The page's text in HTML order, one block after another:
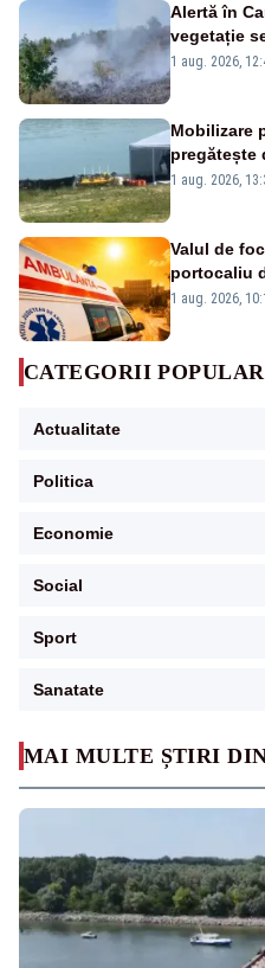
MAI MULTE ȘTIRI
Alertă în
vegetație
silvicultori
1 aug. 2026,
Mobilizare
pregătește
către
1 aug. 2026,
Valul de
portocaliu
duminică.
1 aug. 2026,
CATEGORII
Actualitate
Politica
Economie
Social
Sport
Sanatate